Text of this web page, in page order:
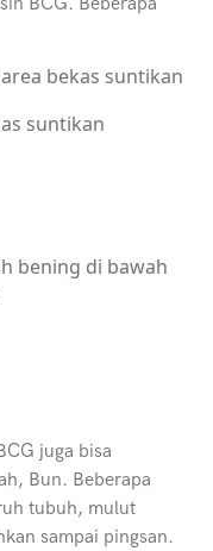
BCG. Beberapa
bekas suntikan
suntikan
bening di bawah
juga bisa
Bun. Beberapa
tubuh, mulut
sampai pingsan.